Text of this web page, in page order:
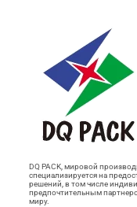
DQ PACK, мировой
специализируется на
решений, в том числе
предпочтительным
миру.